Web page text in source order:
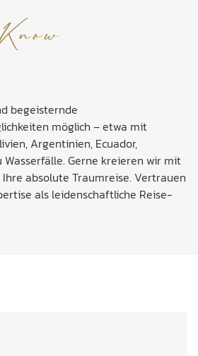
begeisternde
möglich – etwa mit
Argentinien, Ecuador,
Wasserfälle. Gerne kreieren wir mit
absolute Traumreise. Vertrauen
als leidenschaftliche Reise-